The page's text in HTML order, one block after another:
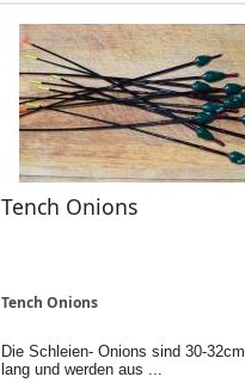
Tench Onions
Tench Onions
Die Schleien- Onions sind 30-32cm
lang und werden aus ...